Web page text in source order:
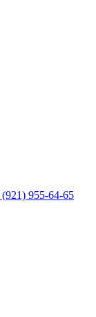
(921) 955-64-65